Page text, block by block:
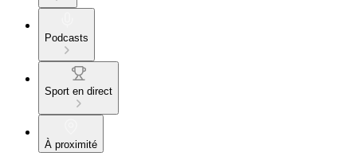
Podcasts
Sport en direct
À proximité